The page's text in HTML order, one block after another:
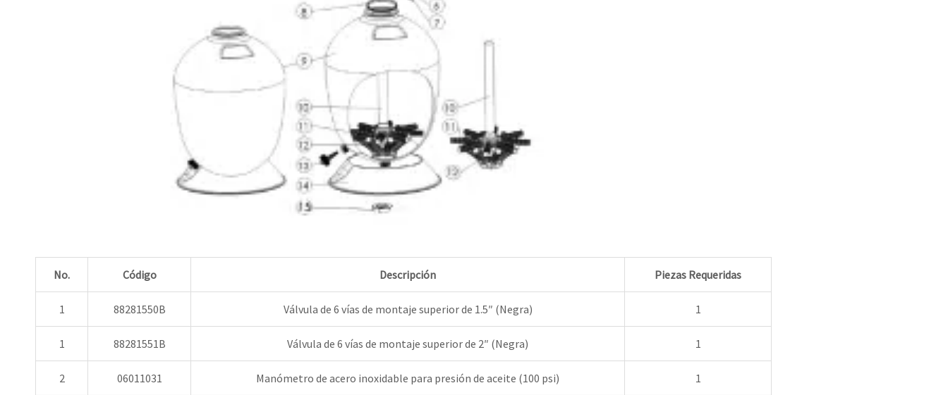
No. Código Descripción Piezas Requeridas
1 88281550B Válvula de 6 vías de montaje superior de 1.5″ (Negra) 1
1 88281551B Válvula de 6 vías de montaje superior de 2″ (Negra) 1
2 06011031 Manómetro de acero inoxidable para presión de aceite (100 psi) 1